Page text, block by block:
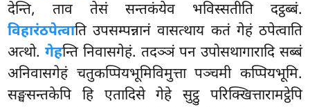
देन्ति, ताव तेसं सन्तकंयेव भविस्सतीति दट्ठब्बं.
विहारंठपेत्वाति उपसम्पन्नानं वासत्थाय कतं गेहं ठपेत्वाति
अत्थो. गेहन्ति निवासगेहं. तदञ्ञं पन उपोसथागारादि सब्बं
अनिवासगेहं चतुकप्पियभूमिविमुत्ता पञ्चमी कप्पियभूमि.
सङ्घसन्तकेपि हि एतादिसे गेहे सुट्ठु परिक्खित्तारामट्ठेपि